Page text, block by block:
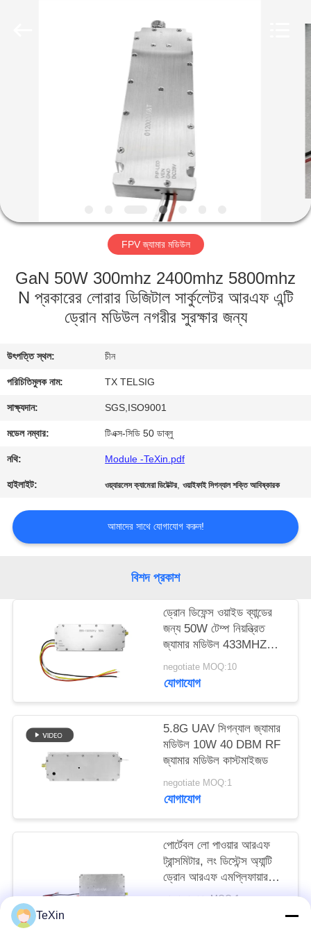
কারখানা
মান
যোগাযোগ
করুন
খবর
ব্লগ
উদ্ধৃতির
জন্য
PRIVACY
POLICY
FPV জ্যামার মডিউল
GaN 50W 300mhz 2400mhz 5800mhz
N প্রকারের লোরার ডিজিটাল সার্কুলেটর আরএফ এন্টি
ড্রোন মডিউল নগরীর সুরক্ষার জন্য
উৎপত্তি স্থল: চীন
পরিচিতিমুলক নাম: TX TELSIG
সাক্ষ্যদান: SGS,ISO9001
মডেল নম্বার: টিএক্স-সিডি 50 ডাব্লু
নথি: Module -TeXin.pdf
হাইলাইট: ওয়্যারলেস ক্যামেরা ডিটেক্টর,ওয়াইফাই সিগন্যাল শক্তি আবিষ্কারক
আমাদের সাথে যোগাযোগ করুন!
বিশদ প্রকাশ
ড্রোন ডিফেন্স ওয়াইড ব্যান্ডের
জন্য 50W টেম্প নিয়ন্ত্রিত
জ্যামার মডিউল 433MHZ
1.2G 2.4G 5.2G
negotiate MOQ:10
যোগাযোগ
5.8G UAV সিগন্যাল জ্যামার
মডিউল 10W 40 DBM RF
জ্যামার মডিউল কাস্টমাইজড
negotiate MOQ:1
যোগাযোগ
পোর্টেবল লো পাওয়ার আরএফ
ট্রান্সমিটার, লং ডিস্টেন্স অ্যান্টি
ড্রোন আরএফ এমপ্লিফায়ার
মডিউল
আলোচনাযোগ্য MOQ:1
TeXin